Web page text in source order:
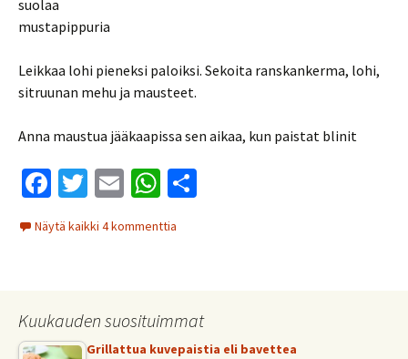
suolaa
mustapippuria
Leikkaa lohi pieneksi paloiksi. Sekoita ranskankerma, lohi,
sitruunan mehu ja mausteet.
Anna maustua jääkaapissa sen aikaa, kun paistat blinit
Fa
ce
b
k
T
wi
tt
E
ai
W
h
at
p
Näytä kaikki 4 kommenttia
Kuukauden suosituimmat
Grillattua kuvepaistia eli bavettea